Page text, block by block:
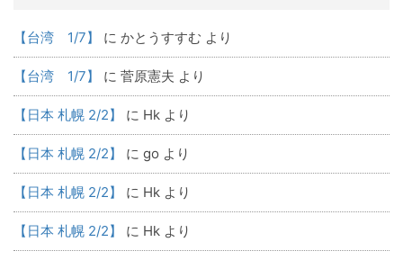
【台湾 1/7】 に かとうすすむ より
【台湾 1/7】 に 菅原憲夫 より
【日本 札幌 2/2】 に Hk より
【日本 札幌 2/2】 に go より
【日本 札幌 2/2】 に Hk より
【日本 札幌 2/2】 に Hk より